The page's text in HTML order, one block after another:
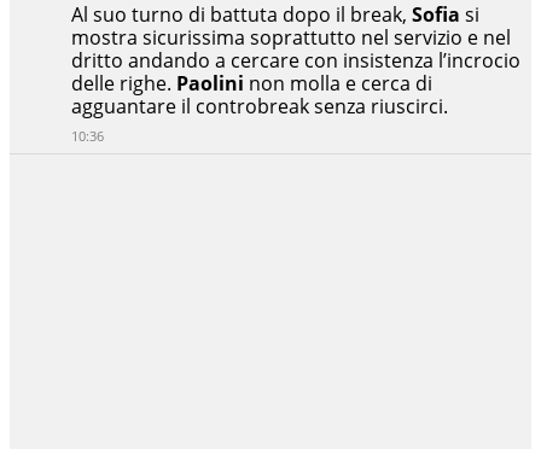
Al suo turno di battuta dopo il break, Sofia si
mostra sicurissima soprattutto nel servizio e nel
dritto andando a cercare con insistenza l’incrocio
delle righe. Paolini non molla e cerca di
agguantare il controbreak senza riuscirci.
10:36